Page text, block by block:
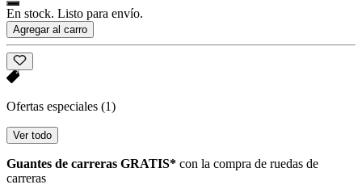
En stock. Listo para envío.
Agregar al carro
Ofertas especiales (1)
Ver todo
Guantes de carreras GRATIS* con la compra de ruedas de
carreras